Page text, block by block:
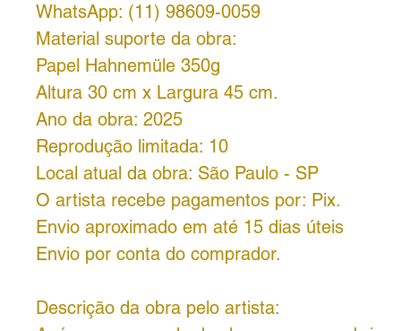
WhatsApp: (11) 98609-0059
Material suporte da obra:
Papel Hahnemüle 350g
Altura 30 cm x Largura 45 cm.
Ano da obra: 2025
Reprodução limitada: 10
Local atual da obra: São Paulo - SP
O artista recebe pagamentos por: Pix.
Envio aproximado em até 15 dias úteis
Envio por conta do comprador.
Descrição da obra pelo artista: